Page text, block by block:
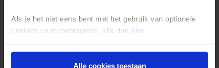
Als je het niet eens bent met het gebruik van optionele
cookies en technologieën, klik dan hier
onder aan de pagina op elk gewenst moment voor de
toekomst wijzigen.Alle cookies toestaan
Veelgestelde vragen
Inloggen op mijn.Shoestring